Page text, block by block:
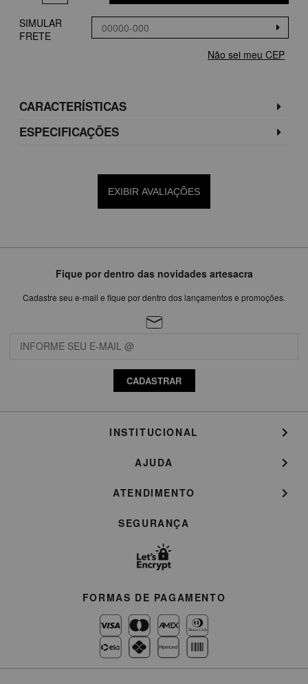
SIMULAR
FRETE
Não sei meu CEP
CARACTERÍSTICAS
ESPECIFICAÇÕES
EXIBIR AVALIAÇÕES
Fique por dentro das novidades artesacra
Cadastre seu e-mail e fique por dentro dos lançamentos e promoções.
CADASTRAR
INSTITUCIONAL
AJUDA
ATENDIMENTO
SEGURANÇA
FORMAS DE PAGAMENTO